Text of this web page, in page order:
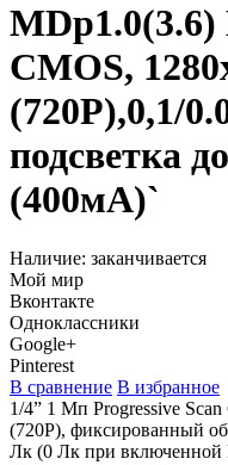
CMOS,
(720P),0,1/
подсветка
(400мА)`
Наличие: заканчивается
Мой мир
Вконтакте
Одноклассники
Google+
Pinterest
В сравнение В избранное
1/4” 1 Мп Progressive
(720P), фиксированный
Лк (0 Лк при включенной